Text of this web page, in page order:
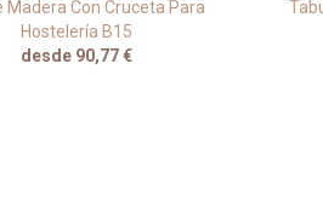
Madera Con Cruceta Para
Hostelería B15
desde 90,77 €